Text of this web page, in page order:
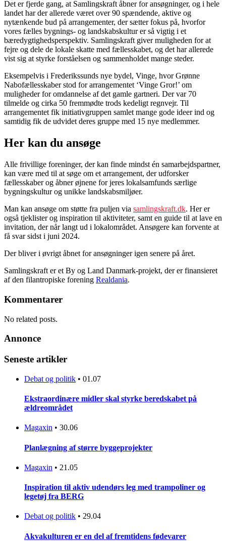
Det er fjerde gang, at Samlingskraft åbner for ansøgninger, og i hele
landet har der allerede været over 90 spændende, aktive og
nytænkende bud på arrangementer, der sætter fokus på, hvorfor
vores fælles bygnings- og landskabskultur er så vigtig i et
bæredygtighedsperspektiv. Samlingskraft giver muligheden for at
fejre og dele de lokale skatte med fællesskabet, og det har allerede
vist sig at styrke forståelsen og sammenholdet mange steder.
Eksempelvis i Frederikssunds nye bydel, Vinge, hvor Grønne
Nabofællesskaber stod for arrangementet ‘Vinge Gror!’ om
muligheder for omdannelse af det gamle gartneri. Der var 70
tilmelde og cirka 50 fremmødte trods kedeligt regnvejr. Til
arrangementet fik initiativgruppen samlet mange gode ideer ind og
samtidig fik de udvidet deres gruppe med 15 nye medlemmer.
Her kan du ansøge
Alle frivillige foreninger, der kan finde mindst én samarbejdspartner,
kan være med til at søge om et arrangement, der udforsker
fællesskaber og åbner øjnene for jeres lokalsamfunds særlige
bygningskultur og unikke landskabsmiljøer.
Man kan ansøge om støtte fra puljen via samlingskraft.dk. Her er
også tjeklister og inspiration til aktiviteter, samt en guide til at lave en
invitation, der når langt ud i lokalområdet. Ansøgere kan forvente at
få svar sidst i juni 2024.
Der bliver i øvrigt åbnet for ansøgninger igen senere på året.
Samlingskraft er et By og Land Danmark-projekt, der er finansieret
af den filantropiske forening Realdania.
Kommentarer
No related posts.
Annonce
Seneste artikler
Debat og politik • 01.07
Ekstraordinære midler skal styrke beredskabet på
ældreområdet
Magaxin • 30.06
Planlægning af større byggeprojekter
Magaxin • 21.05
Inspiration til aktiv udendørs leg med trampoliner og
legetøj fra BERG
Debat og politik • 29.04
Akvakulturen er en del af fremtidens fødevarer